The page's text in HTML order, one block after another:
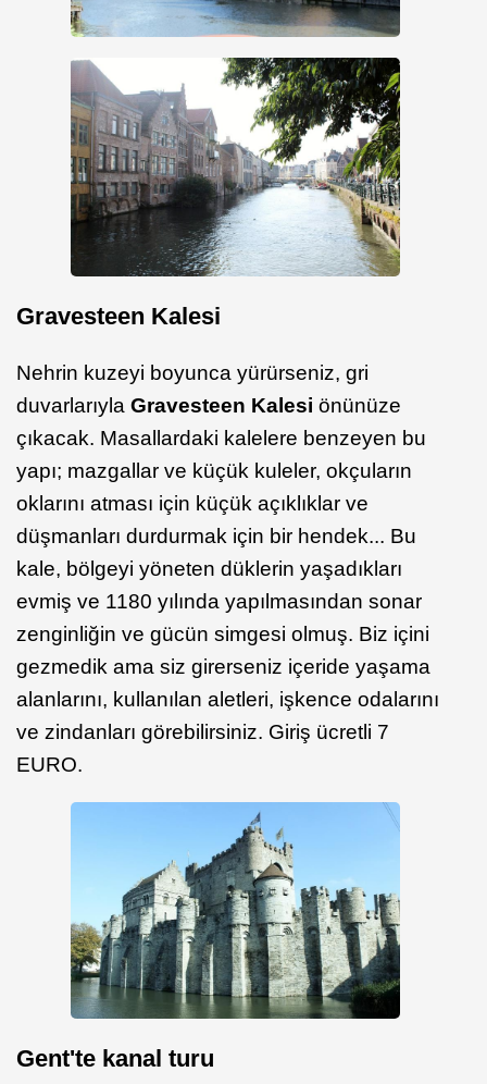
Gravesteen Kalesi
Nehrin kuzeyi boyunca yürürseniz, gri
duvarlarıyla Gravesteen Kalesi önünüze
çıkacak. Masallardaki kalelere benzeyen bu
yapı; mazgallar ve küçük kuleler, okçuların
oklarını atması için küçük açıklıklar ve
düşmanları durdurmak için bir hendek... Bu
kale, bölgeyi yöneten düklerin yaşadıkları
evmiş ve 1180 yılında yapılmasından sonar
zenginliğin ve gücün simgesi olmuş. Biz içini
gezmedik ama siz girerseniz içeride yaşama
alanlarını, kullanılan aletleri, işkence odalarını
ve zindanları görebilirsiniz. Giriş ücretli 7
EURO.
Gent'te kanal turu